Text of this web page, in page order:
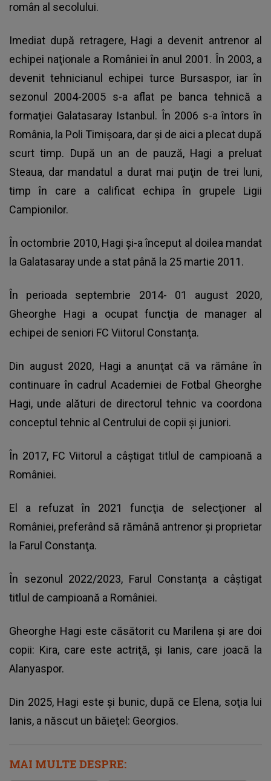
român al secolului.
Imediat după retragere, Hagi a devenit antrenor al
echipei naţionale a României în anul 2001. În 2003, a
devenit tehnicianul echipei turce Bursaspor, iar în
sezonul 2004-2005 s-a aflat pe banca tehnică a
formaţiei Galatasaray Istanbul. În 2006 s-a întors în
România, la Poli Timişoara, dar şi de aici a plecat după
scurt timp. După un an de pauză, Hagi a preluat
Steaua, dar mandatul a durat mai puţin de trei luni,
timp în care a calificat echipa în grupele Ligii
Campionilor.
În octombrie 2010, Hagi şi-a început al doilea mandat
la Galatasaray unde a stat până la 25 martie 2011.
În perioada septembrie 2014- 01 august 2020,
Gheorghe Hagi a ocupat funcţia de manager al
echipei de seniori FC Viitorul Constanţa.
Din august 2020, Hagi a anunţat că va rămâne în
continuare în cadrul Academiei de Fotbal Gheorghe
Hagi, unde alături de directorul tehnic va coordona
conceptul tehnic al Centrului de copii şi juniori.
În 2017, FC Viitorul a câştigat titlul de campioană a
României.
El a refuzat în 2021 funcţia de selecţioner al
României, preferând să rămână antrenor şi proprietar
la Farul Constanţa.
În sezonul 2022/2023, Farul Constanţa a câştigat
titlul de campioană a României.
Gheorghe Hagi este căsătorit cu Marilena şi are doi
copii: Kira, care este actriţă, şi Ianis, care joacă la
Alanyaspor.
Din 2025, Hagi este şi bunic, după ce Elena, soţia lui
Ianis, a născut un băieţel: Georgios.
MAI MULTE DESPRE: